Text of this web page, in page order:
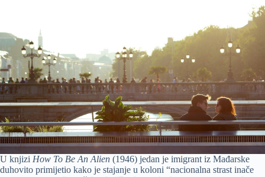
U knjizi How To Be An Alien (1946) jedan je imigrant iz Mađarske
duhovito primijetio kako je stajanje u koloni “nacionalna strast inače